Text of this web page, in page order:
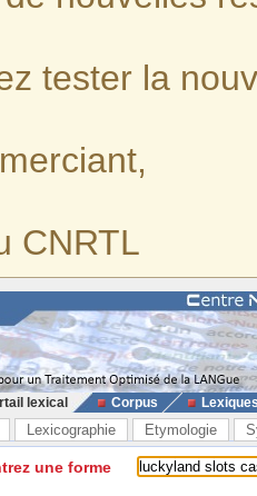
tester la
CNRTL
lexical Corpus
Lexicographie Etymologie
une forme